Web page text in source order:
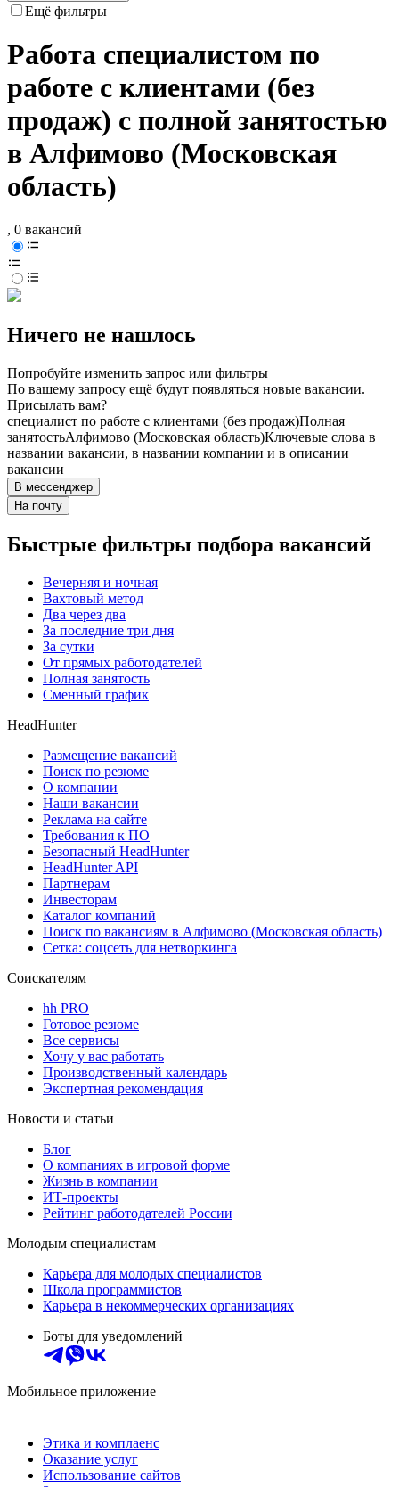
Ещё фильтры
Работа специалистом по
работе с клиентами (без
продаж) с полной занятостью
в Алфимово (Московская
область)
, 0 вакансий
Ничего не нашлось
Попробуйте изменить запрос или фильтры
По вашему запросу ещё будут появляться новые вакансии.
Присылать вам?
специалист по работе с клиентами (без продаж)Полная
занятостьАлфимово (Московская область)Ключевые слова в
названии вакансии, в названии компании и в описании
вакансии
В мессенджер
На почту
Быстрые фильтры подбора вакансий
Вечерняя и ночная
Вахтовый метод
Два через два
За последние три дня
За сутки
От прямых работодателей
Полная занятость
Сменный график
HeadHunter
Размещение вакансий
Поиск по резюме
О компании
Наши вакансии
Реклама на сайте
Требования к ПО
Безопасный HeadHunter
HeadHunter API
Партнерам
Инвесторам
Каталог компаний
Поиск по вакансиям в Алфимово (Московская область)
Сетка: соцсеть для нетворкинга
Соискателям
hh PRO
Готовое резюме
Все сервисы
Хочу у вас работать
Производственный календарь
Экспертная рекомендация
Новости и статьи
Блог
О компаниях в игровой форме
Жизнь в компании
ИТ-проекты
Рейтинг работодателей России
Молодым специалистам
Карьера для молодых специалистов
Школа программистов
Карьера в некоммерческих организациях
Боты для уведомлений
Мобильное приложение
Этика и комплаенс
Оказание услуг
Использование сайтов